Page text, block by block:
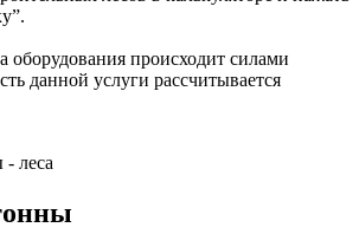
оборудования происходит силами
данной услуги рассчитывается